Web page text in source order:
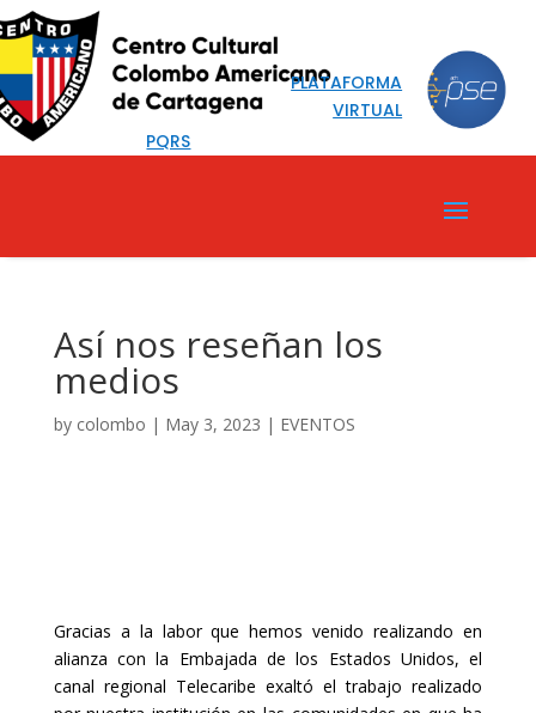
PQRS
PLATAFORMA
VIRTUAL
Así nos reseñan los
medios
by colombo | May 3, 2023 | EVENTOS
Gracias a la labor que hemos venido realizando en
alianza con la Embajada de los Estados Unidos, el
canal regional Telecaribe exaltó el trabajo realizado